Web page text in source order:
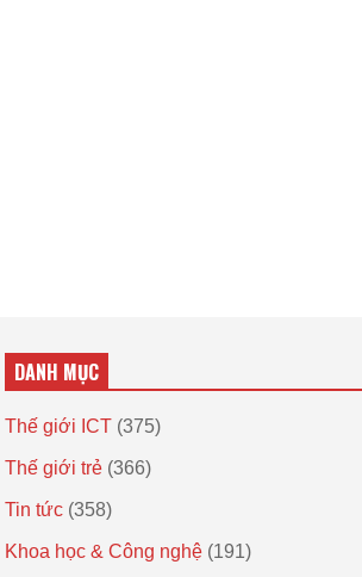
DANH MỤC
Thế giới ICT (375)
Thế giới trẻ (366)
Tin tức (358)
Khoa học & Công nghệ (191)